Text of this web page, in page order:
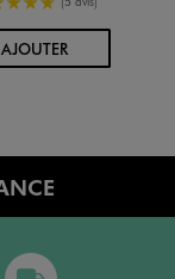
AJOUTERAU PANIER